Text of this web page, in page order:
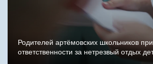
Родителей артёмовских школьников
ответственности за нетрезвый отдых